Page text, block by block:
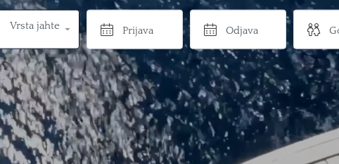
Vrsta jahte
```